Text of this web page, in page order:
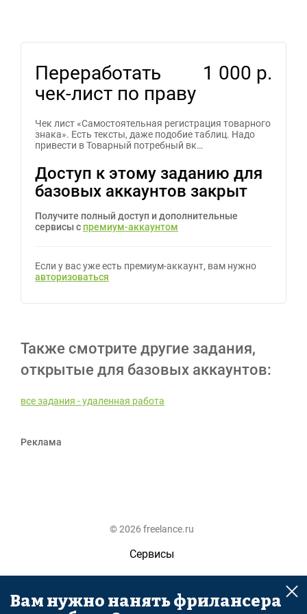
Переработать
чек-лист по праву
1 000 р.
Чек лист «Самостоятельная регистрация товарного
знака». Есть тексты, даже подобие таблиц. Надо
привести в Товарный потребный вк…
Доступ к этому заданию для
базовых аккаунтов закрыт
Получите полный доступ и дополнительные
сервисы с премиум-аккаунтом
Если у вас уже есть премиум-аккаунт, вам нужно
авторизоваться
Также смотрите другие задания,
открытые для базовых аккаунтов:
все задания - удаленная работа
Реклама
© 2026 freelance.ru
Сервисы
Помощь
Поиск
Вам нужно нанять фрилансера